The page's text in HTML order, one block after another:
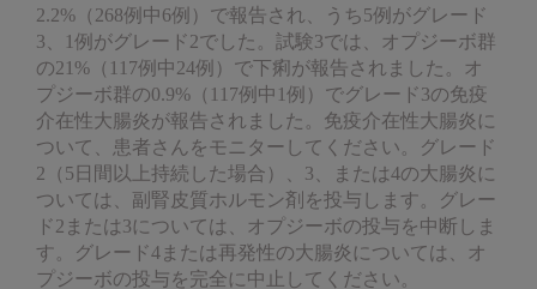
2.2%（268例中6例）で報告され、うち5例がグレード
3、1例がグレード2でした。試験3では、オプジーボ群
の21%（117例中24例）で下痢が報告されました。オ
プジーボ群の0.9%（117例中1例）でグレード3の免疫
介在性大腸炎が報告されました。免疫介在性大腸炎に
ついて、患者さんをモニターしてください。グレード
2（5日間以上持続した場合）、3、または4の大腸炎に
ついては、副腎皮質ホルモン剤を投与します。グレー
ド2または3については、オプジーボの投与を中断しま
す。グレード4または再発性の大腸炎については、オ
プジーボの投与を完全に中止してください。